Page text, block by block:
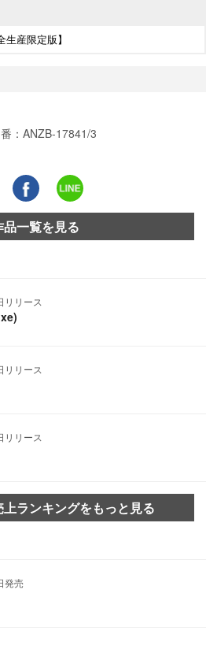
産限定版】
：ANZB-17841/3
品一覧を見る
リリース
リリース
リリース
ランキングをもっと見る
発売